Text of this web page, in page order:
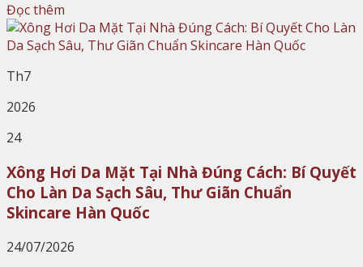
Đọc thêm
Th7
2026
24
Xông Hơi Da Mặt Tại Nhà Đúng Cách: Bí Quyết
Cho Làn Da Sạch Sâu, Thư Giãn Chuẩn
Skincare Hàn Quốc
24/07/2026